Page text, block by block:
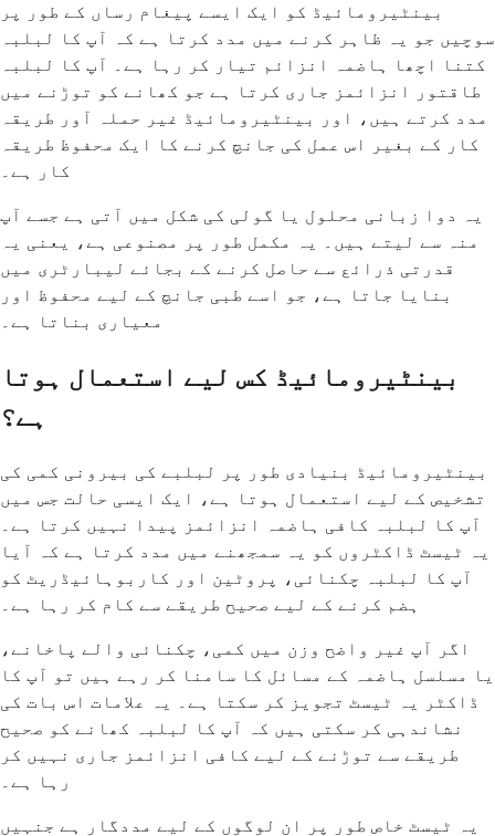
بینٹیرومائیڈ کو ایک ایسے پیغام رساں کے طور پر
سوچیں جو یہ ظاہر کرنے میں مدد کرتا ہے کہ آپ کا لبلبہ
کتنا اچھا ہاضمہ انزائم تیار کر رہا ہے۔ آپ کا لبلبہ
طاقتور انزائمز جاری کرتا ہے جو کھانے کو توڑنے میں
مدد کرتے ہیں، اور بینٹیرومائیڈ غیر حملہ آور طریقہ
کار کے بغیر اس عمل کی جانچ کرنے کا ایک محفوظ طریقہ
کار ہے۔
یہ دوا زبانی محلول یا گولی کی شکل میں آتی ہے جسے آپ
منہ سے لیتے ہیں۔ یہ مکمل طور پر مصنوعی ہے، یعنی یہ
قدرتی ذرائع سے حاصل کرنے کے بجائے لیبارٹری میں
بنایا جاتا ہے، جو اسے طبی جانچ کے لیے محفوظ اور
معیاری بناتا ہے۔
بینٹیرومائیڈ کس لیے استعمال ہوتا
ہے؟
بینٹیرومائیڈ بنیادی طور پر لبلبے کی بیرونی کمی کی
تشخیص کے لیے استعمال ہوتا ہے، ایک ایسی حالت جس میں
آپ کا لبلبہ کافی ہاضمہ انزائمز پیدا نہیں کرتا ہے۔
یہ ٹیسٹ ڈاکٹروں کو یہ سمجھنے میں مدد کرتا ہے کہ آیا
آپ کا لبلبہ چکنائی، پروٹین اور کاربوہائیڈریٹ کو
ہضم کرنے کے لیے صحیح طریقے سے کام کر رہا ہے۔
اگر آپ غیر واضح وزن میں کمی، چکنائی والے پاخانے،
یا مسلسل ہاضمہ کے مسائل کا سامنا کر رہے ہیں تو آپ کا
ڈاکٹر یہ ٹیسٹ تجویز کر سکتا ہے۔ یہ علامات اس بات کی
نشاندہی کر سکتی ہیں کہ آپ کا لبلبہ کھانے کو صحیح
طریقے سے توڑنے کے لیے کافی انزائمز جاری نہیں کر
رہا ہے۔
یہ ٹیسٹ خاص طور پر ان لوگوں کے لیے مددگار ہے جنہیں